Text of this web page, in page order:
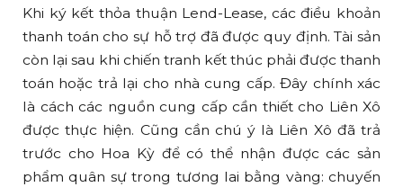
Khi ký kết thỏa thuận Lend-Lease, các điều khoản
thanh toán cho sự hỗ trợ đã được quy định. Tài sản
còn lại sau khi chiến tranh kết thúc phải được thanh
toán hoặc trả lại cho nhà cung cấp. Đây chính xác
là cách các nguồn cung cấp cần thiết cho Liên Xô
được thực hiện. Cũng cần chú ý là Liên Xô đã trả
trước cho Hoa Kỳ để có thể nhận được các sản
phẩm quân sự trong tương lai bằng vàng: chuyến